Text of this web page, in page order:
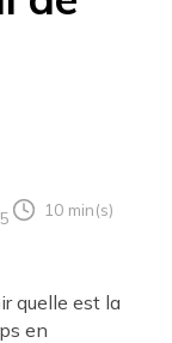
10 min(s)
quelle est la
en